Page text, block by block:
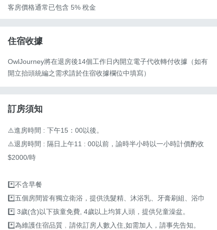
客房價格通常已包含 5% 稅金
住宿收據
OwlJourney將在退房後14個工作日內開立電子代收轉付收據（如有
開立抬頭統編之需求請於住宿收據欄位中填寫）
訂房須知
⚠️進房時間 : 下午15：00以後。
⚠️退房時間 : 隔日上午11 : 00以前，諭時半小時以一小時計價酌收
$2000/時
*️⃣不含早餐
*️⃣五個房間皆有獨立衛浴，提供洗髮精、沐浴乳、牙膏刷組、浴巾
*️⃣ 3歲(含)以下孩童免費, 4歲以上均算人頭，提供兒童澡盆。
*️⃣為維護住宿品質﹐請依訂房人數入住,如需加人，請事先告知。